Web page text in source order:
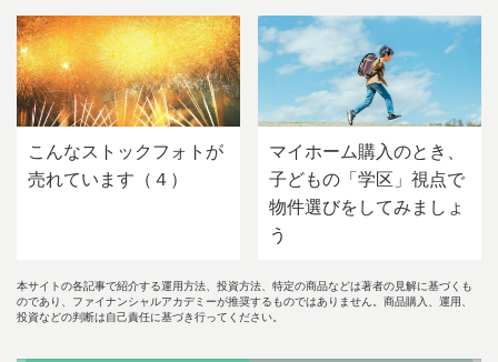
こんなストックフォトが
売れています（４）
マイホーム購入のとき、
子どもの「学区」視点で
物件選びをしてみましょ
う
本サイトの各記事で紹介する運用方法、投資方法、特定の商品などは著者の見解に基づくも
のであり、ファイナンシャルアカデミーが推奨するものではありません。商品購入、運用、
投資などの判断は自己責任に基づき行ってください。